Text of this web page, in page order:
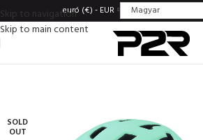
Skip to navigation
Skip to main content
euró (€) - EUR Magyar
SOLD
OUT